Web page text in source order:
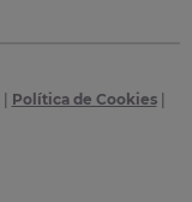
Política de Cookies|